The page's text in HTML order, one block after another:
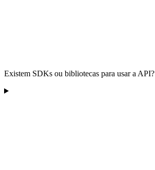
Existem SDKs ou bibliotecas para usar a API?